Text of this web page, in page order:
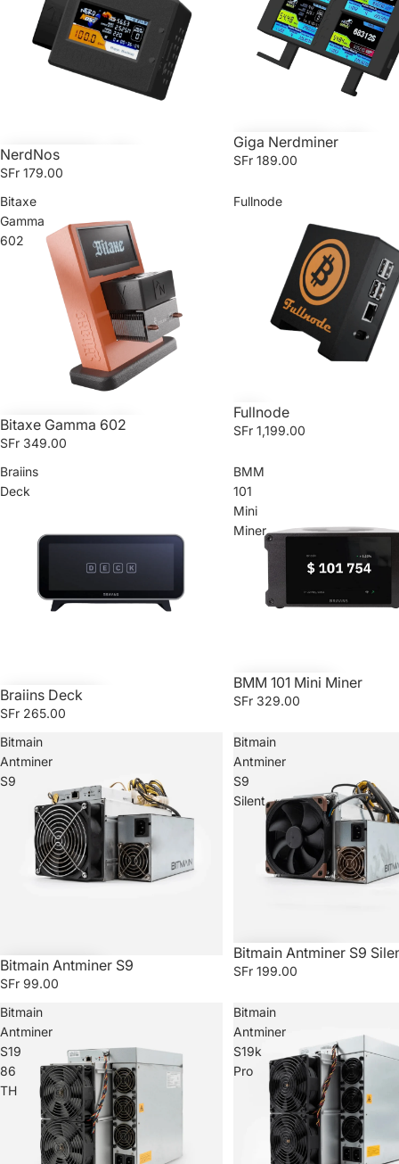
NerdNos
SFr 179.00
Giga Nerdminer
SFr 189.00
Bitaxe
Gamma
602
Bitaxe Gamma 602
SFr 349.00
Fullnode
Fullnode
SFr 1,199.00
Braiins
Deck
Braiins Deck
SFr 265.00
BMM
101
Mini
Miner
BMM 101 Mini Miner
SFr 329.00
Bitmain
Antminer
S9
Bitmain Antminer S9
SFr 99.00
Bitmain
Antminer
S9
Silent
Bitmain Antminer S9
SFr 199.00
Bitmain
Antminer
S19
86
TH
Bitmain
Antminer
S19k
Pro